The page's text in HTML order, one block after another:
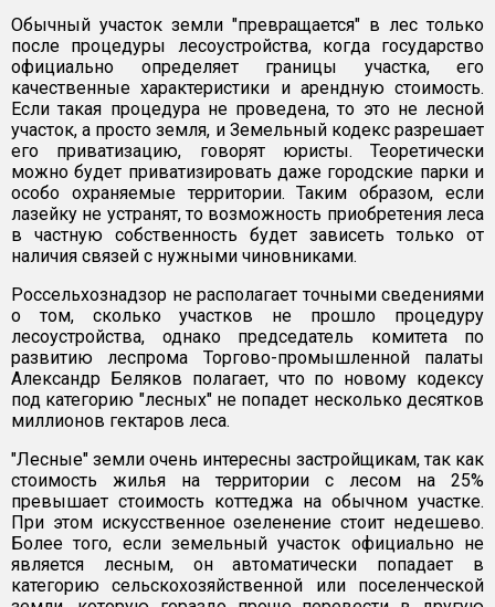
Обычный участок земли "превращается" в лес только
после процедуры лесоустройства, когда государство
официально определяет границы участка, его
качественные характеристики и арендную стоимость.
Если такая процедура не проведена, то это не лесной
участок, а просто земля, и Земельный кодекс разрешает
его приватизацию, говорят юристы. Теоретически
можно будет приватизировать даже городские парки и
особо охраняемые территории. Таким образом, если
лазейку не устранят, то возможность приобретения леса
в частную собственность будет зависеть только от
наличия связей с нужными чиновниками.
Россельхознадзор не располагает точными сведениями
о том, сколько участков не прошло процедуру
лесоустройства, однако председатель комитета по
развитию леспрома Торгово-промышленной палаты
Александр Беляков полагает, что по новому кодексу
под категорию "лесных" не попадет несколько десятков
миллионов гектаров леса.
"Лесные" земли очень интересны застройщикам, так как
стоимость жилья на территории с лесом на 25%
превышает стоимость коттеджа на обычном участке.
При этом искусственное озеленение стоит недешево.
Более того, если земельный участок официально не
является лесным, он автоматически попадает в
категорию сельскохозяйственной или поселенческой